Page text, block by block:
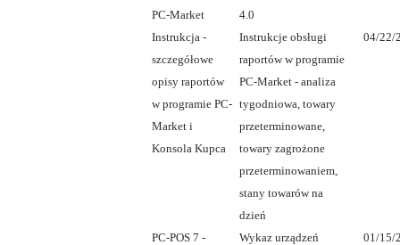
PC-Market
4.0
Instrukcja -
szczegółowe
opisy raportów
w programie PC-
Market i
Konsola Kupca
Instrukcje obsługi
raportów w programie
PC-Market - analiza
tygodniowa, towary
przeterminowane,
towary zagrożone
przeterminowaniem,
stany towarów na
dzień
04/22/
PC-POS 7 -
Wykaz urządzeń
01/15/